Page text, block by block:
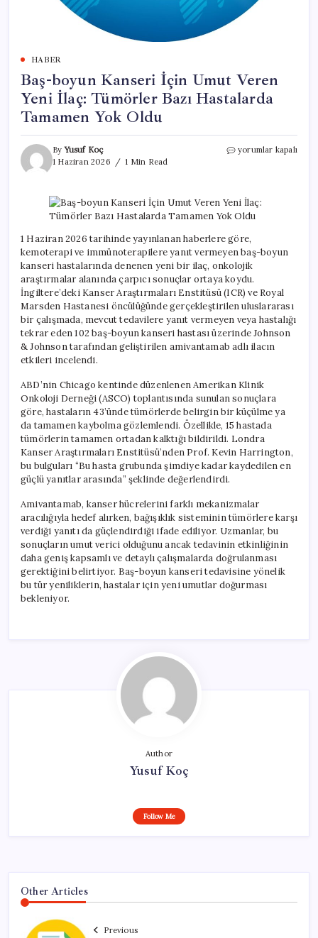
HABER
Baş-boyun Kanseri İçin Umut Veren
Yeni İlaç: Tümörler Bazı Hastalarda
Tamamen Yok Oldu
ByYusuf Koç
1 Haziran 2026
1 Min Read
Baş-
Umut
Veren
Yeni
İlaç:
Tümörler
Bazı
Hastalarda
Tamamen
Yok
Oldu
için
yorumlar kapalı
1 Haziran 2026 tarihinde yayınlanan haberlere göre,
kemoterapi ve immünoterapilere yanıt vermeyen baş-boyun
kanseri hastalarında denenen yeni bir ilaç, onkolojik
araştırmalar alanında çarpıcı sonuçlar ortaya koydu.
İngiltere’deki Kanser Araştırmaları Enstitüsü (ICR) ve Royal
Marsden Hastanesi öncülüğünde gerçekleştirilen uluslararası
bir çalışmada, mevcut tedavilere yanıt vermeyen veya hastalığı
tekrar eden 102 baş-boyun kanseri hastası üzerinde Johnson
& Johnson tarafından geliştirilen amivantamab adlı ilacın
etkileri incelendi.
ABD’nin Chicago kentinde düzenlenen Amerikan Klinik
Onkoloji Derneği (ASCO) toplantısında sunulan sonuçlara
göre, hastaların 43’ünde tümörlerde belirgin bir küçülme ya
da tamamen kaybolma gözlemlendi. Özellikle, 15 hastada
tümörlerin tamamen ortadan kalktığı bildirildi. Londra
Kanser Araştırmaları Enstitüsü’nden Prof. Kevin Harrington,
bu bulguları “Bu hasta grubunda şimdiye kadar kaydedilen en
güçlü yanıtlar arasında” şeklinde değerlendirdi.
Amivantamab, kanser hücrelerini farklı mekanizmalar
aracılığıyla hedef alırken, bağışıklık sisteminin tümörlere karşı
verdiği yanıtı da güçlendirdiği ifade ediliyor. Uzmanlar, bu
sonuçların umut verici olduğunu ancak tedavinin etkinliğinin
daha geniş kapsamlı ve detaylı çalışmalarda doğrulanması
gerektiğini belirtiyor. Baş-boyun kanseri tedavisine yönelik
bu tür yeniliklerin, hastalar için yeni umutlar doğurması
bekleniyor.
Author
Yusuf Koç
Follow Me
Other Articles
Previous